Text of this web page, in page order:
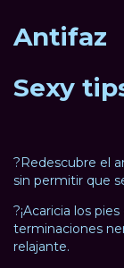
Antifaz
Sexy
?Redescubre el
sin permitir que
?¡Acaricia los
terminaciones
relajante.